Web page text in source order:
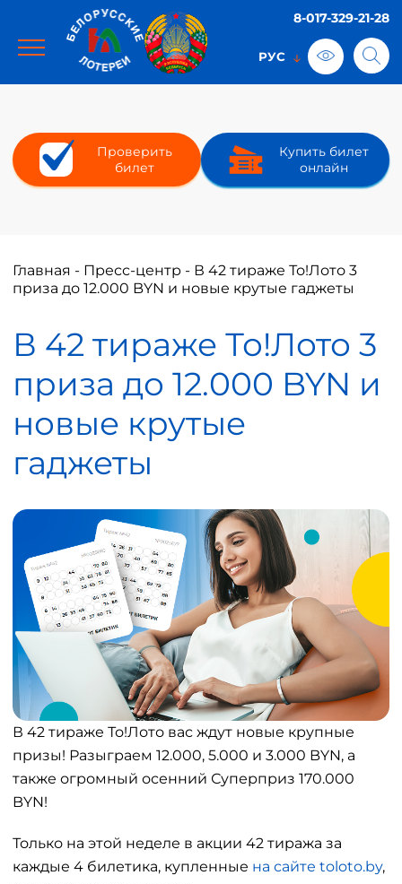
8-017-329-21-28
Проверить
билет
Купить билет
онлайн
Главная - Пресс-центр - В 42 тираже То!Лото 3
приза до 12.000 BYN и новые крутые гаджеты
В 42 тираже То!Лото 3
приза до 12.000 BYN и
новые крутые
гаджеты
В 42 тираже То!Лото вас ждут новые крупные
призы! Разыграем 12.000, 5.000 и 3.000 BYN, а
также огромный осенний Суперприз 170.000
BYN!
Только на этой неделе в акции 42 тиража за
каждые 4 билетика, купленные на сайте toloto.by,